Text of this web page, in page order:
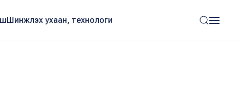
Шинжлэх ухаан, технологи